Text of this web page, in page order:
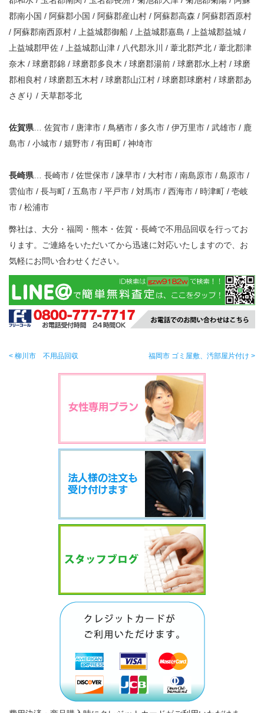
郡南小国 / 阿蘇郡小国 / 阿蘇郡産山村 / 阿蘇郡高森 / 阿蘇郡西原村
/ 阿蘇郡南西原村 / 上益城郡御船 / 上益城郡嘉島 / 上益城郡益城 /
上益城郡甲佐 / 上益城郡山津 / 八代郡氷川 / 葦北郡芦北 / 葦北郡津
奈木 / 球磨郡錦 / 球磨郡多良木 / 球磨郡湯前 / 球磨郡水上村 / 球磨
郡相良村 / 球磨郡五木村 / 球磨郡山江村 / 球磨郡球磨村 / 球磨郡あ
さぎり / 天草郡苓北
佐賀県 … 佐賀市 / 唐津市 / 鳥栖市 / 多久市 / 伊万里市 / 武雄市 / 鹿
島市 / 小城市 / 嬉野市 / 有田町 / 神埼市
長崎県 … 長崎市 / 佐世保市 / 諫早市 / 大村市 / 南島原市 / 島原市 /
雲仙市 / 長与町 / 五島市 / 平戸市 / 対馬市 / 西海市 / 時津町 / 壱岐
市 / 松浦市
弊社は、大分・福岡・熊本・佐賀・長崎で不用品回収を行ってお
ります。ご連絡をいただいてから迅速に対応いたしますので、お
気軽にお問い合わせください。
< 柳川市 不用品回収 福岡市 ゴミ屋敷、汚部屋片付け >